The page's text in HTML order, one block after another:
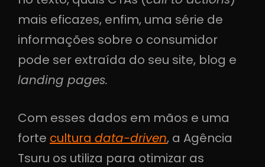
mais eficazes, enfim, uma série de
informações sobre o consumidor
pode ser extraída do seu site, blog e
landing pages.
Com esses dados em mãos e uma
forte cultura data-driven, a Agência
Tsuru os utiliza para otimizar as